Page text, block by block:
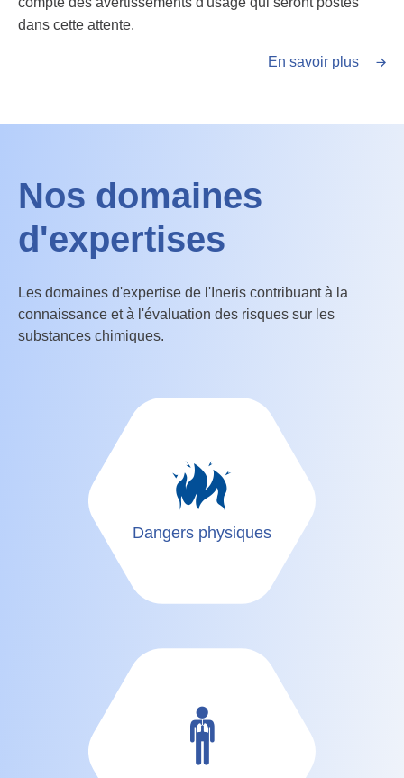
dans cette attente.
En savoir plus
Nos domaines
d'expertises
Les domaines d'expertise de l'Ineris contribuant à la
connaissance et à l'évaluation des risques sur les
substances chimiques.
Dangers physiques